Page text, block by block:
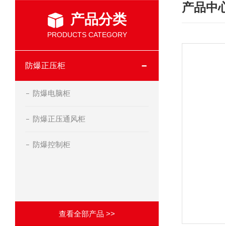
产品分类
PRODUCTS CATEGORY
防爆正压柜
防爆电脑柜
防爆正压通风柜
防爆控制柜
查看全部产品 >>
产品中